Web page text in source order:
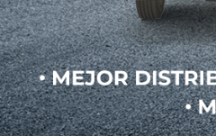
de 2019 representa el
que se alcanzaron
los camiones que
caminos y ciudades de
más amigable con el